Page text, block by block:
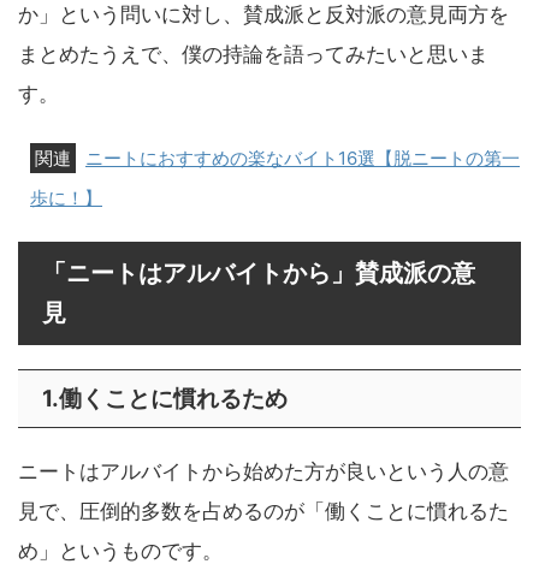
か」という問いに対し、賛成派と反対派の意見両方を
まとめたうえで、僕の持論を語ってみたいと思いま
す。
ニートにおすすめの楽なバイト16選【脱ニートの第一
歩に！】
「ニートはアルバイトから」賛成派の意
見
1.働くことに慣れるため
ニートはアルバイトから始めた方が良いという人の意
見で、圧倒的多数を占めるのが「働くことに慣れるた
め」というものです。